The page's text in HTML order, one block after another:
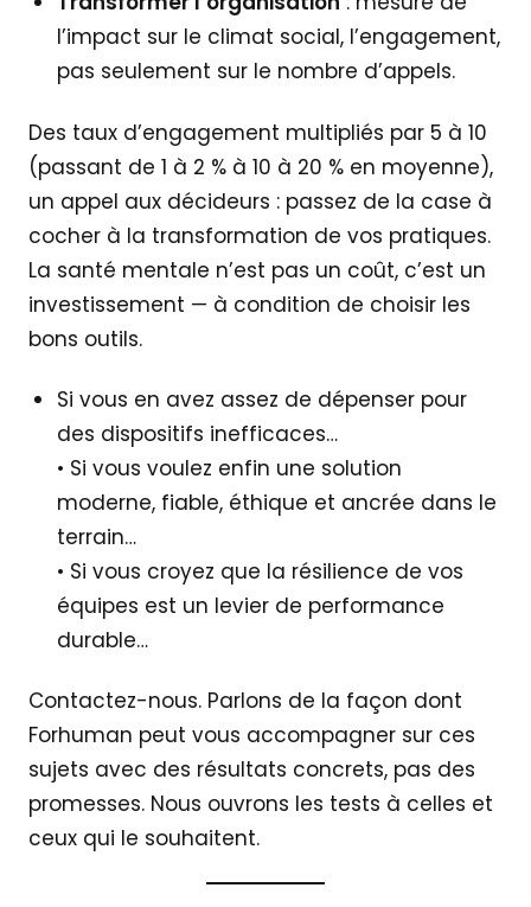
l’impact sur le climat social, l’engagement,
pas seulement sur le nombre d’appels.
Des taux d’engagement multipliés par 5 à 10
(passant de 1 à 2 % à 10 à 20 % en moyenne),
un appel aux décideurs : passez de la case à
cocher à la transformation de vos pratiques.
La santé mentale n’est pas un coût, c’est un
investissement — à condition de choisir les
bons outils.
Si vous en avez assez de dépenser pour
des dispositifs inefficaces…
• Si vous voulez enfin une solution
moderne, fiable, éthique et ancrée dans le
terrain…
• Si vous croyez que la résilience de vos
équipes est un levier de performance
durable…
Contactez-nous. Parlons de la façon dont
Forhuman peut vous accompagner sur ces
sujets avec des résultats concrets, pas des
promesses. Nous ouvrons les tests à celles et
ceux qui le souhaitent.